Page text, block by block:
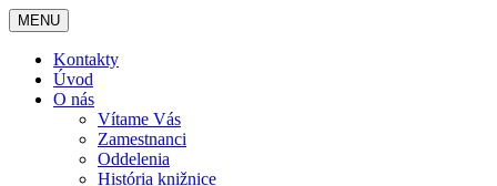
MENU
Kontakty
Úvod
O nás
Vítame Vás
Zamestnanci
Oddelenia
História knižnice